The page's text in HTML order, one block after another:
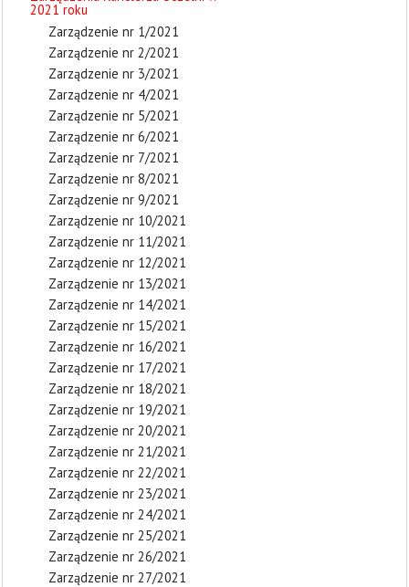
2021 roku
Zarządzenie nr 1/2021
Zarządzenie nr 2/2021
Zarządzenie nr 3/2021
Zarządzenie nr 4/2021
Zarządzenie nr 5/2021
Zarządzenie nr 6/2021
Zarządzenie nr 7/2021
Zarządzenie nr 8/2021
Zarządzenie nr 9/2021
Zarządzenie nr 10/2021
Zarządzenie nr 11/2021
Zarządzenie nr 12/2021
Zarządzenie nr 13/2021
Zarządzenie nr 14/2021
Zarządzenie nr 15/2021
Zarządzenie nr 16/2021
Zarządzenie nr 17/2021
Zarządzenie nr 18/2021
Zarządzenie nr 19/2021
Zarządzenie nr 20/2021
Zarządzenie nr 21/2021
Zarządzenie nr 22/2021
Zarządzenie nr 23/2021
Zarządzenie nr 24/2021
Zarządzenie nr 25/2021
Zarządzenie nr 26/2021
Zarządzenie nr 27/2021